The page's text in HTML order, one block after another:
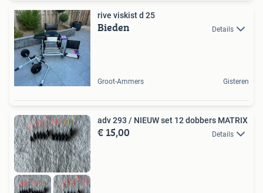
rive viskist d 25
Bieden Details
Groot-Ammers Gisteren
adv 293 / NIEUW set 12 dobbers MATRIX
€ 15,00 Details